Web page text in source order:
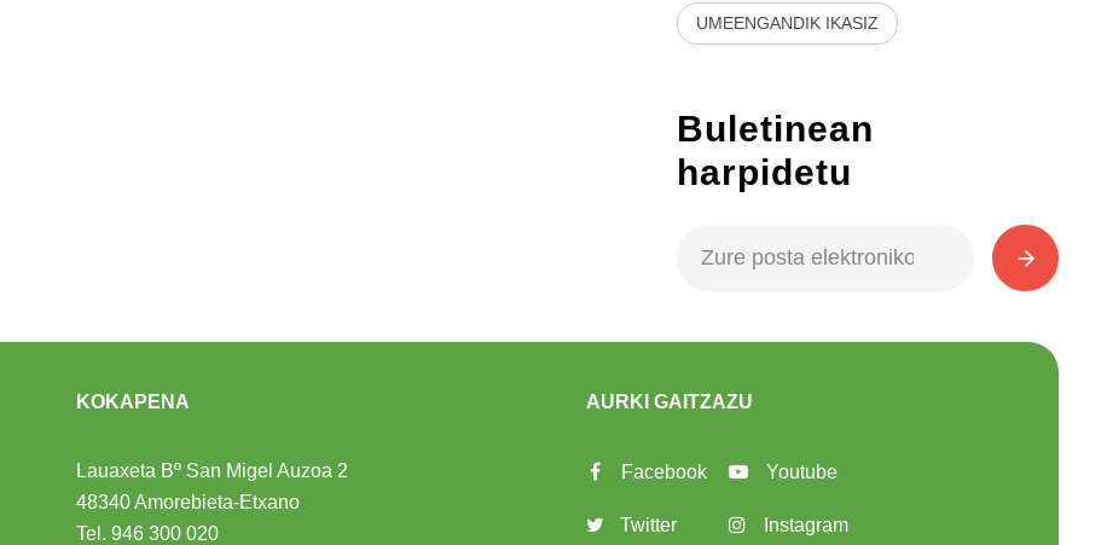
UMEENGANDIK IKASIZ
Buletinean
harpidetu
KOKAPENA
Lauaxeta Bº San Migel Auzoa 2
48340 Amorebieta-Etxano
Tel.946 300 020
AURKI GAITZAZU
Facebook
Twitter
Youtube
Instagram